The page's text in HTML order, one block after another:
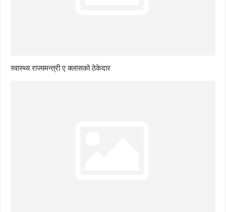
स्वास्थ्य राज्यमन्त्री ए क्लासको ठेकेदार